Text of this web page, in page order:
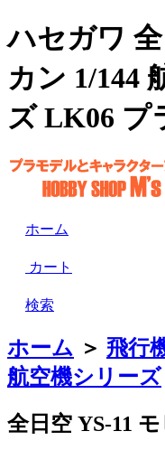
ハセガワ
カン 1/144
ズ LK06 プ
ホーム
カート
検索
ホーム ＞ 飛行
航空機シリーズ
全日空 YS-11